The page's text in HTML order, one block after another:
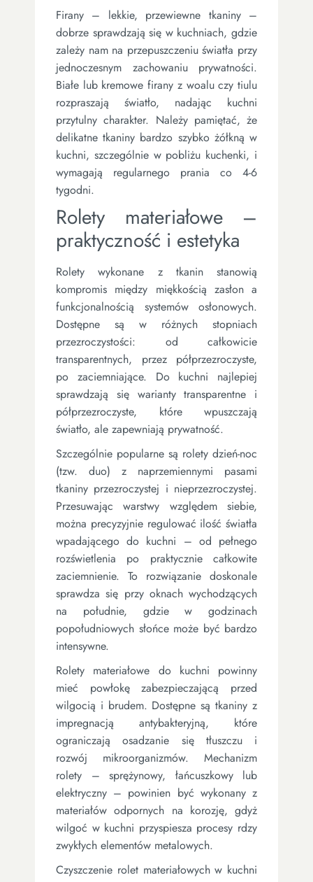
Firany – lekkie, przewiewne tkaniny –
dobrze sprawdzają się w kuchniach, gdzie
zależy nam na przepuszczeniu światła przy
jednoczesnym zachowaniu prywatności.
Białe lub kremowe firany z woalu czy tiulu
rozpraszają światło, nadając kuchni
przytulny charakter. Należy pamiętać, że
delikatne tkaniny bardzo szybko żółkną w
kuchni, szczególnie w pobliżu kuchenki, i
wymagają regularnego prania co 4-6
tygodni.
Rolety materiałowe –
praktyczność i estetyka
Rolety wykonane z tkanin stanowią
kompromis między miękkością zasłon a
funkcjonalnością systemów osłonowych.
Dostępne są w różnych stopniach
przezroczystości: od całkowicie
transparentnych, przez półprzezroczyste,
po zaciemniające. Do kuchni najlepiej
sprawdzają się warianty transparentne i
półprzezroczyste, które wpuszczają
światło, ale zapewniają prywatność.
Szczególnie popularne są rolety dzień-noc
(tzw. duo) z naprzemiennymi pasami
tkaniny przezroczystej i nieprzezroczystej.
Przesuwając warstwy względem siebie,
można precyzyjnie regulować ilość światła
wpadającego do kuchni – od pełnego
rozświetlenia po praktycznie całkowite
zaciemnienie. To rozwiązanie doskonale
sprawdza się przy oknach wychodzących
na południe, gdzie w godzinach
popołudniowych słońce może być bardzo
intensywne.
Rolety materiałowe do kuchni powinny
mieć powłokę zabezpieczającą przed
wilgocią i brudem. Dostępne są tkaniny z
impregnacją antybakteryjną, które
ograniczają osadzanie się tłuszczu i
rozwój mikroorganizmów. Mechanizm
rolety – sprężynowy, łańcuszkowy lub
elektryczny – powinien być wykonany z
materiałów odpornych na korozję, gdyż
wilgoć w kuchni przyspiesza procesy rdzy
zwykłych elementów metalowych.
Czyszczenie rolet materiałowych w kuchni